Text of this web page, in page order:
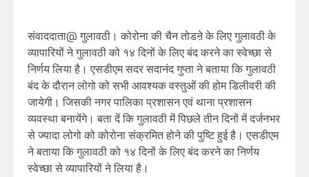
संवाददाता@ गुलावठी। कोरोना की चैन तोडऩे के लिए गुलावठी के
व्यापारियों ने गुलावठी को १४ दिनों के लिए बंद करने का स्वेच्छा से
निर्णय लिया है। एसडीएम सदर सदानंद गुप्ता ने बताया कि गुलावठी
बंद के दौरान लोगो को सभी आवश्यक वस्तुओं की होम डिलीवरी की
जायेगी। जिसकी नगर पालिका प्रशासन एवं थाना प्रशासन
व्यवस्था बनायेंगे। बता दें कि गुलावठी में पिछले तीन दिनों में दर्जनभर
से ज्यादा लोगो को कोरोना संक्रमित होने की पुष्टि हुई है। एसडीएम
ने बताया कि गुलावठी को १४ दिनों के लिए बंद करने का निर्णय
स्वेच्छा से व्यापारियों ने लिया है।